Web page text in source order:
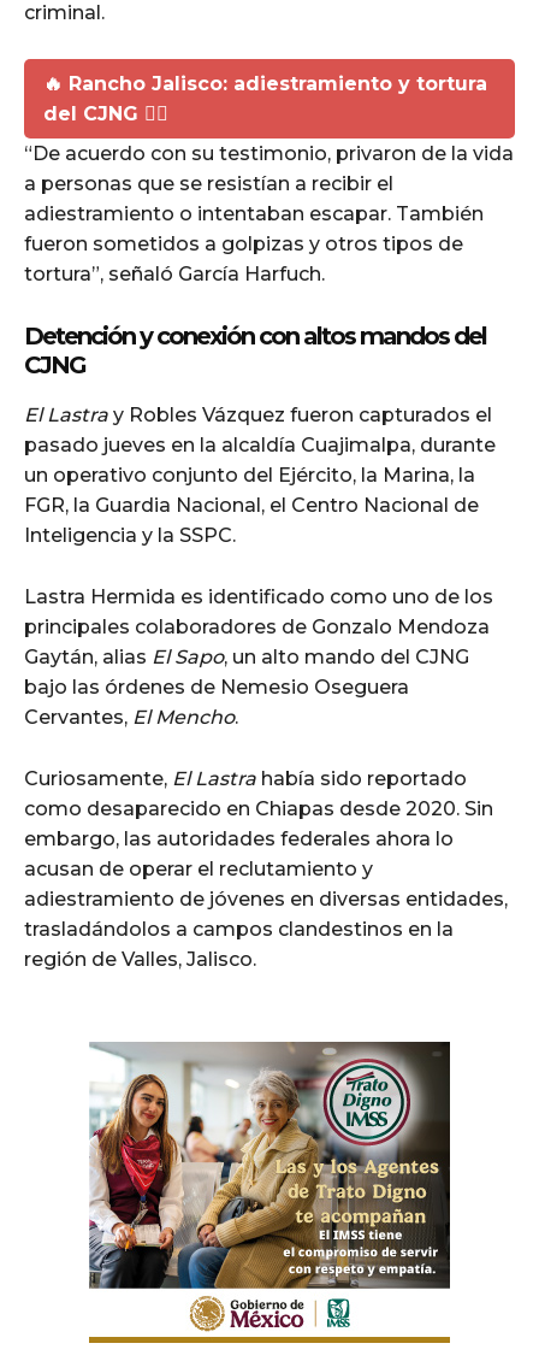
criminal.
🔥 Rancho Jalisco: adiestramiento y tortura
del CJNG 🏴‍☠️
“De acuerdo con su testimonio, privaron de la vida
a personas que se resistían a recibir el
adiestramiento o intentaban escapar. También
fueron sometidos a golpizas y otros tipos de
tortura”, señaló García Harfuch.
Detención y conexión con altos mandos del
CJNG
El Lastra y Robles Vázquez fueron capturados el
pasado jueves en la alcaldía Cuajimalpa, durante
un operativo conjunto del Ejército, la Marina, la
FGR, la Guardia Nacional, el Centro Nacional de
Inteligencia y la SSPC.
Lastra Hermida es identificado como uno de los
principales colaboradores de Gonzalo Mendoza
Gaytán, alias El Sapo, un alto mando del CJNG
bajo las órdenes de Nemesio Oseguera
Cervantes, El Mencho.
Curiosamente, El Lastra había sido reportado
como desaparecido en Chiapas desde 2020. Sin
embargo, las autoridades federales ahora lo
acusan de operar el reclutamiento y
adiestramiento de jóvenes en diversas entidades,
trasladándolos a campos clandestinos en la
región de Valles, Jalisco.